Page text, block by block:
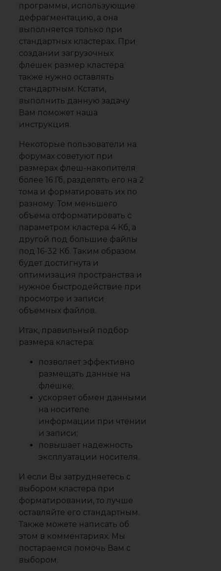
программы, использующие
дефрагментацию, а она
выполняется только при
стандартных кластерах. При
создании загрузочных
флешек размер кластера
также нужно оставлять
стандартным. Кстати,
выполнить данную задачу
Вам поможет наша
инструкция.
Некоторые пользователи на
форумах советуют при
размерах флеш-накопителя
более 16 Гб, разделять его на 2
тома и форматировать их по
разному. Том меньшего
объема отформатировать с
параметром кластера 4 Кб, а
другой под большие файлы
под 16-32 Кб. Таким образом
будет достигнута и
оптимизация пространства и
нужное быстродействие при
просмотре и записи
объемных файлов.
Итак, правильный подбор
размера кластера:
позволяет эффективно
размещать данные на
флешке;
ускоряет обмен данными
на носителе
информации при чтении
и записи;
повышает надежность
эксплуатации носителя.
И если Вы затрудняетесь с
выбором кластера при
форматировании, то лучше
оставляйте его стандартным.
Также можете написать об
этом в комментариях. Мы
постараемся помочь Вам с
выбором.